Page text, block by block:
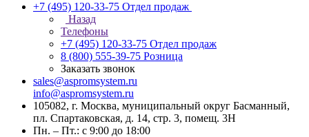
+7 (495) 120-33-75 Отдел продаж
Назад
Телефоны
+7 (495) 120-33-75 Отдел продаж
8 (800) 555-39-75 Розница
Заказать звонок
sales@aspromsystem.ru
info@aspromsystem.ru
105082, г. Москва, муниципальный округ Басманный,
пл. Спартаковская, д. 14, стр. 3, помещ. 3Н
Пн. – Пт.: с 9:00 до 18:00